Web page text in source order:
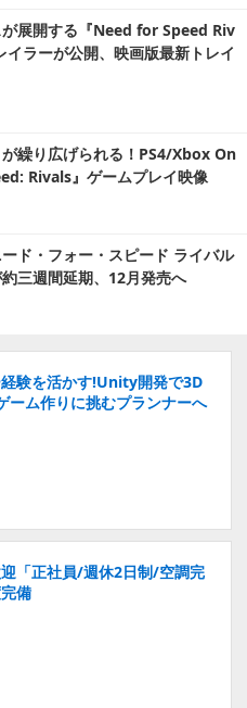
展開する『Need for Speed Riv
ラーが公開、映画版最新トレイ
繰り広げられる！PS4/Xbox On
Rivals』ゲームプレイ映像
ド・フォー・スピード ライバル
三週間延期、12月発売へ
験を活かす!Unity開発で3D
ーム作りに挑むプランナーへ
「正社員/週休2日制/空調完
備